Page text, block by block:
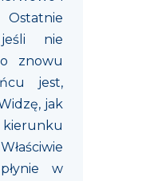
nie
znowu
jest,
jak
w